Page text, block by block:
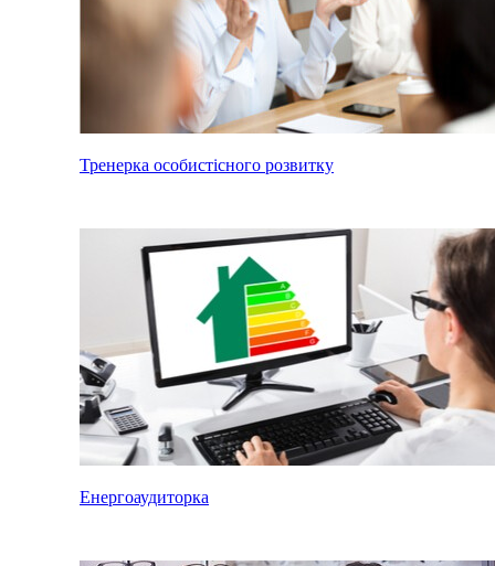
Тренерка особистісного розвитку
Енергоаудиторка